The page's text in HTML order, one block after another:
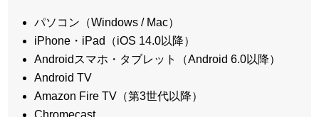
パソコン（Windows / Mac）
iPhone・iPad（iOS 14.0以降）
Androidスマホ・タブレット（Android 6.0以降）
Android TV
Amazon Fire TV（第3世代以降）